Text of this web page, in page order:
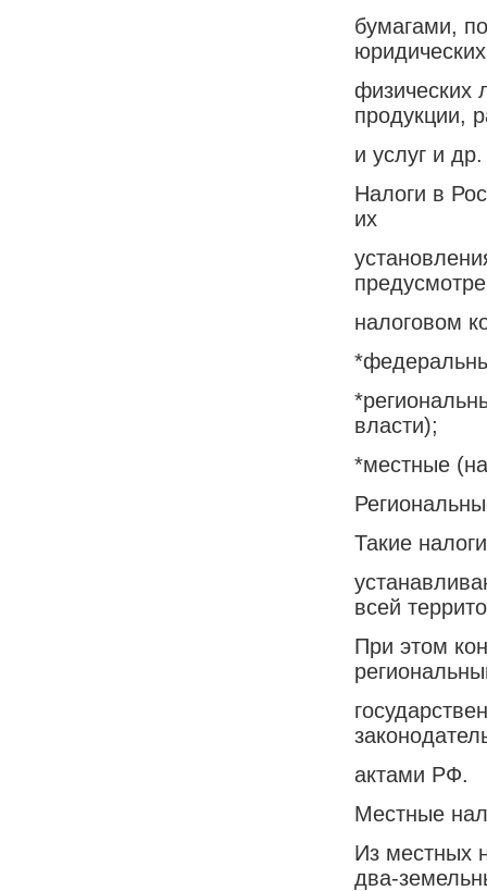
бумагами,
физических
продукции,
и услуг и др.
Налоги в
их
налоговом
власти);
*местные
Такие
всей
При этом
актами РФ.
Местные
Из местных
два-